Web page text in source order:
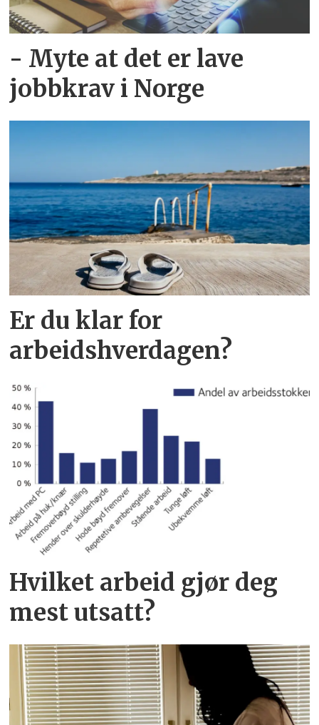
- Myte at det er lave
jobbkrav i Norge
Er du klar for
arbeidshverdagen?
Hvilket arbeid gjør deg
mest utsatt?